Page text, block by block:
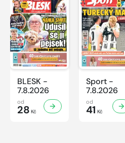
BLESK -
7.8.2026
od
28 Kč
Sport -
7.8.2026
od
41 Kč